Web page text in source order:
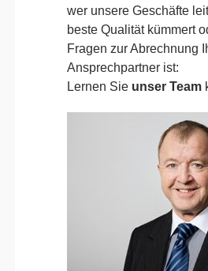
wer unsere Geschäfte
beste Qualität kümmert
Fragen zur Abrechnung
Ansprechpartner ist:
Lernen Sie unser Team